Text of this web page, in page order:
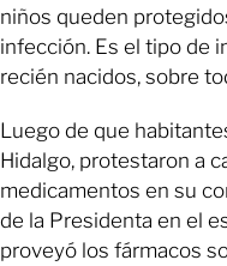
niños queden
infección. Es el tipo de
recién nacidos, sobre
Luego de que
Hidalgo, protestaron a
medicamentos en su
de la Presidenta en el
proveyó los fármacos